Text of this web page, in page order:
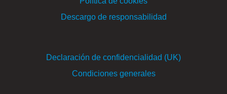
Descargo de responsabilidad
Declaración de confidencialidad (UK)
Condiciones generales